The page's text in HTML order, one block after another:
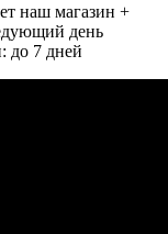
наш магазин +
день
до 7 дней